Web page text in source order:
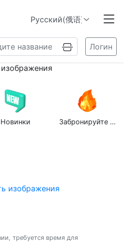
Логин
Новинки Забронируйте групповую покупку
требуется время для